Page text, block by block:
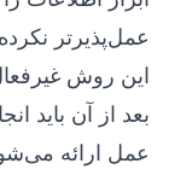
عمل‌پذیرتر
این روش
بعد از آن باید
عمل ارائه